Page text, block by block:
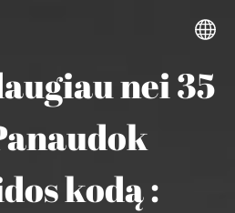
nei 35
kodą :